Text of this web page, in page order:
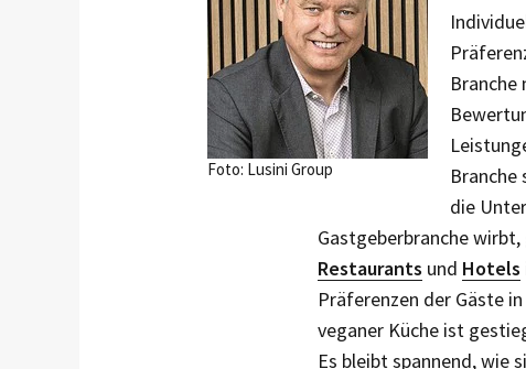
Foto: Lusini Group
Branche
die
Gastgeberbranche
Restaurants und Hotels
Präferenzen der Gäste
veganer Küche ist
Es bleibt spannend, wie